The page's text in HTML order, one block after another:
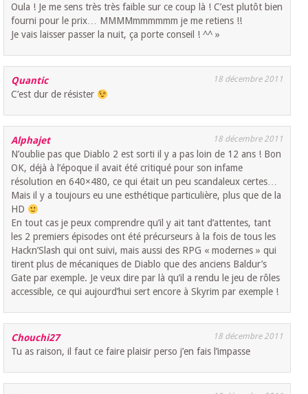
Oula ! Je me sens très très faible sur ce coup là ! C’est plutôt bien
fourni pour le prix… MMMMmmmmmm je me retiens !!
Je vais laisser passer la nuit, ça porte conseil ! ^^ »
Quantic 18 décembre 2011
C’est dur de résister
Alphajet 18 décembre 2011
N’oublie pas que Diablo 2 est sorti il y a pas loin de 12 ans ! Bon
OK, déjà à l’époque il avait été critiqué pour son infame
résolution en 640×480, ce qui était un peu scandaleux certes…
Mais il y a toujours eu une esthétique particulière, plus que de la
HD
En tout cas je peux comprendre qu’il y ait tant d’attentes, tant
les 2 premiers épisodes ont été précurseurs à la fois de tous les
Hackn’Slash qui ont suivi, mais aussi des RPG « modernes » qui
tirent plus de mécaniques de Diablo que des anciens Baldur’s
Gate par exemple. Je veux dire par là qu’il a rendu le jeu de rôles
accessible, ce qui aujourd’hui sert encore à Skyrim par exemple !
Chouchi27 18 décembre 2011
Tu as raison, il faut ce faire plaisir perso j’en fais l’impasse